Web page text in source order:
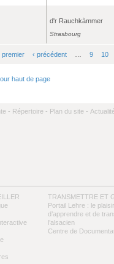
d'r Rauchkàmmer
Strasbourg
premier ‹ précédent 9 10
haut de page
- Répertoire - Plan du site -
TRANSMETTRE ET
Portail Lehre : le plaisir
d’apprendre et de
l’alsacien
Centre de